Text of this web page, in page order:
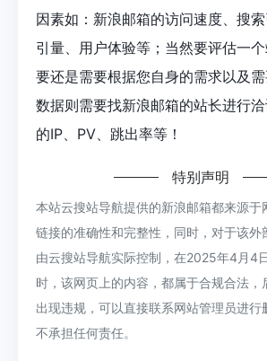
因素如：新浪邮箱的访问速度、搜
引量、用户体验等；当然要评估一
要还是需要根据您自身的需求以及
数据则需要找新浪邮箱的站长进行
的IP、PV、跳出率等！
特别声明
本站云搜站导航提供的新浪邮箱都来源于
链接的准确性和完整性，同时，对于该外
由云搜站导航实际控制，在2025年4月4
时，该网页上的内容，都属于合规合法，
出现违规，可以直接联系网站管理员进行
不承担任何责任。